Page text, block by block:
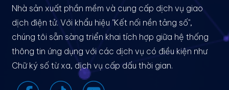
Nhà sản xuất phần mềm và cung cấp dịch vụ giao
dịch điện tử. Với khẩu hiệu "Kết nối nền tảng số",
chúng tôi sẵn sàng triển khai tích hợp giữa hệ thống
thông tin ứng dụng với các dịch vụ có điều kiện như
Chữ ký số từ xa, dịch vụ cấp dấu thời gian.